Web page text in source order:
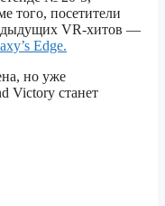
того, посетители
VR-хитов —
Edge.
но уже
Victory станет